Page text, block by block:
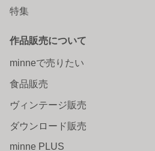
特集
作品販売について
minneで売りたい
食品販売
ヴィンテージ販売
ダウンロード販売
minne PLUS